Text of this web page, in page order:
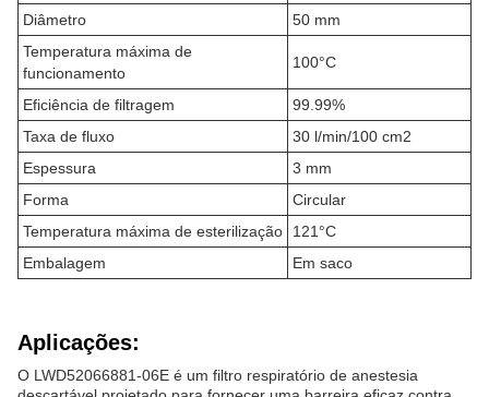
Diâmetro
50 mm
Temperatura máxima de
funcionamento
100°C
Eficiência de filtragem
99.99%
Taxa de fluxo
30 l/min/100 cm2
Espessura
3 mm
Forma
Circular
Temperatura máxima de esterilização
121°C
Embalagem
Em saco
Aplicações:
O LWD52066881-06E é um filtro respiratório de anestesia